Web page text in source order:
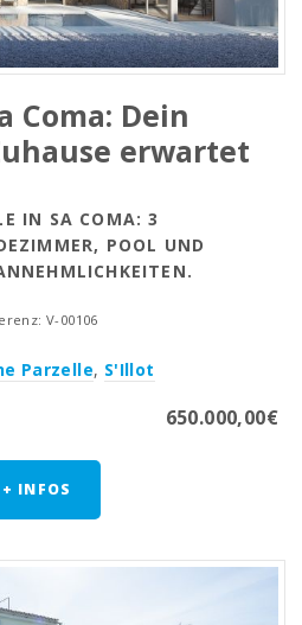
Coma: Dein
erwartet
IN SA COMA: 3
POOL UND
V-00106
Parzelle, S'Illot
650.000,00€
+ INFOS